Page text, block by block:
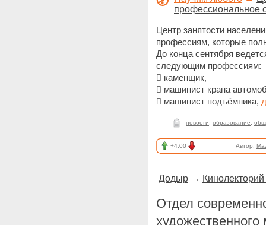
профессиональное
Центр занятости
профессиям, которые
До конца сентября
следующим профессиям:
 каменщик,
 машинист крана
 машинист подъёмника,
новости образование
+4.00 Автор:
Додыр →
Отдел